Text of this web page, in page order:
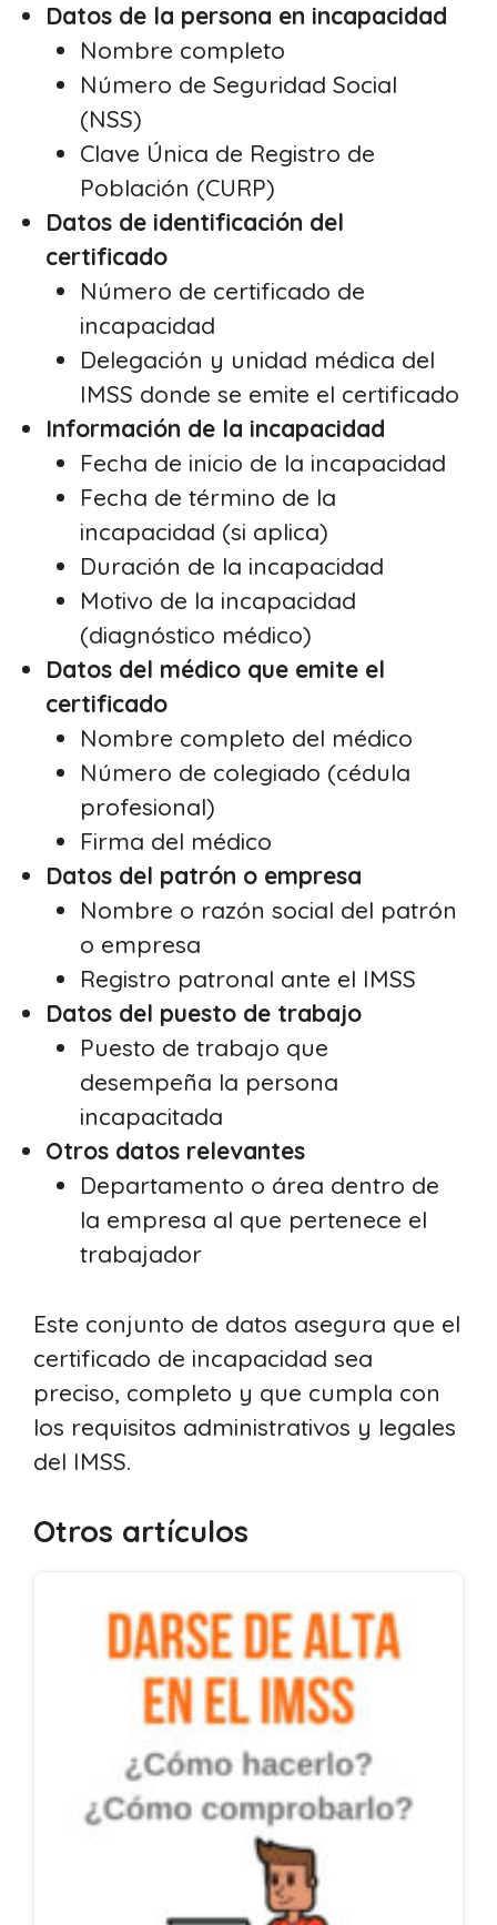
Datos de la persona en incapacidad
Nombre completo
Número de Seguridad Social
(NSS)
Clave Única de Registro de
Población (CURP)
Datos de identificación del
certificado
Número de certificado de
incapacidad
Delegación y unidad médica del
IMSS donde se emite el certificado
Información de la incapacidad
Fecha de inicio de la incapacidad
Fecha de término de la
incapacidad (si aplica)
Duración de la incapacidad
Motivo de la incapacidad
(diagnóstico médico)
Datos del médico que emite el
certificado
Nombre completo del médico
Número de colegiado (cédula
profesional)
Firma del médico
Datos del patrón o empresa
Nombre o razón social del patrón
o empresa
Registro patronal ante el IMSS
Datos del puesto de trabajo
Puesto de trabajo que
desempeña la persona
incapacitada
Otros datos relevantes
Departamento o área dentro de
la empresa al que pertenece el
trabajador
Este conjunto de datos asegura que el
certificado de incapacidad sea
preciso, completo y que cumpla con
los requisitos administrativos y legales
del IMSS.
Otros artículos